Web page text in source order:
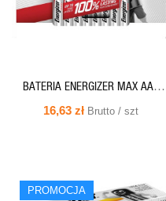
BATERIA ENERGIZER MAX AAA
LR03 /8 eco
16,63 zł Brutto / szt
PROMOCJASZYBKI